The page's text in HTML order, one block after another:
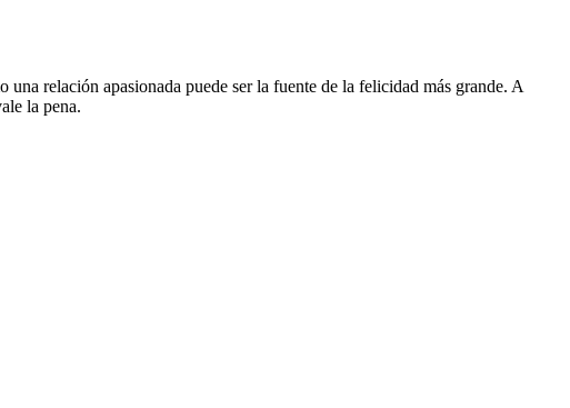
relación apasionada puede ser la fuente de la felicidad más grande. A
la pena.